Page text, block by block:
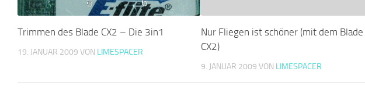
Trimmen des Blade CX2 – Die 3in1
19. JANUAR 2009 VON LIMESPACER
Nur Fliegen ist schöner (mit dem Blade
CX2)
9. JANUAR 2009 VON LIMESPACER